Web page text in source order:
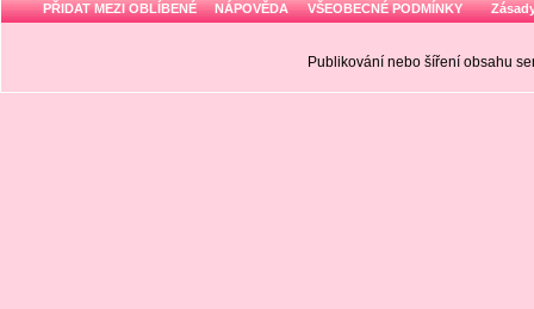
PŘIDAT MEZI OBLÍBENÉ NÁPOVĚDA VŠEOBECNÉ PODMÍNKY
Publikování nebo šíření obsahu